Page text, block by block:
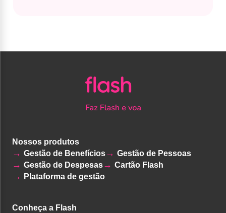
Nossos produtos
Gestão de Benefícios
Gestão de Pessoas
Gestão de Despesas
Cartão Flash
Plataforma de gestão
Conheça a Flash